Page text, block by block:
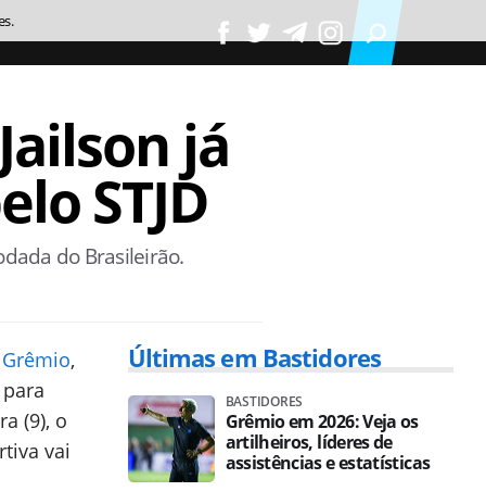
já
STJD
do Brasileirão.
Grêmio,
(9), o
vai
Últimas em Bastidores
BASTIDORES
Grêmio em 2026: Veja os
artilheiros, líderes de
assistências e estatísticas